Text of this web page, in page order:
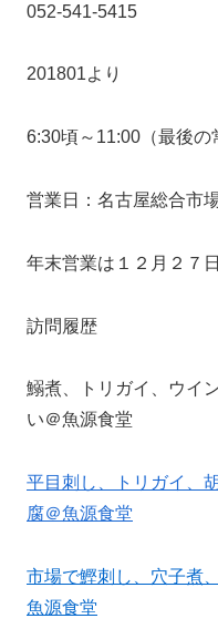
052-541-5415
201801より
6:30頃～11:00（最後の
営業日：名古屋総合市
年末営業は１２月２７
訪問履歴
鰯煮、トリガイ、ウイ
い＠魚源食堂
平目刺し、トリガイ、
腐＠魚源食堂
市場で鰹刺し、穴子煮
魚源食堂